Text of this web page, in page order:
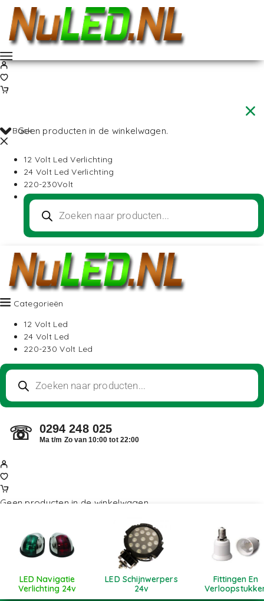
Geen producten in de winkelwagen.
Back
12 Volt Led Verlichting
24 Volt Led Verlichting
220-230Volt
Categorieën
12 Volt Led
24 Volt Led
220-230 Volt Led
☏ 0294 248 025
Ma t/m Zo van 10:00 tot 22:00
Geen producten in de winkelwagen.
LED Navigatie
Verlichting 24v
LED Schijnwerpers
24v
Fittingen En